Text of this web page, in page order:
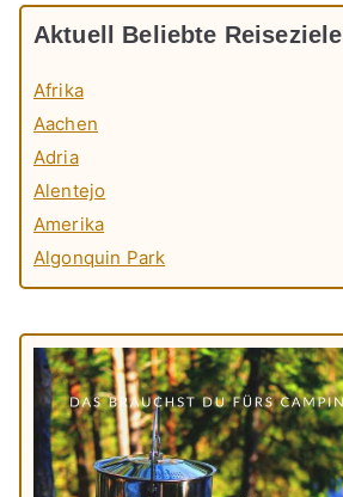
Aktuell Beliebte Reiseziele
Afrika
Aachen
Adria
Alentejo
Amerika
Algonquin Park